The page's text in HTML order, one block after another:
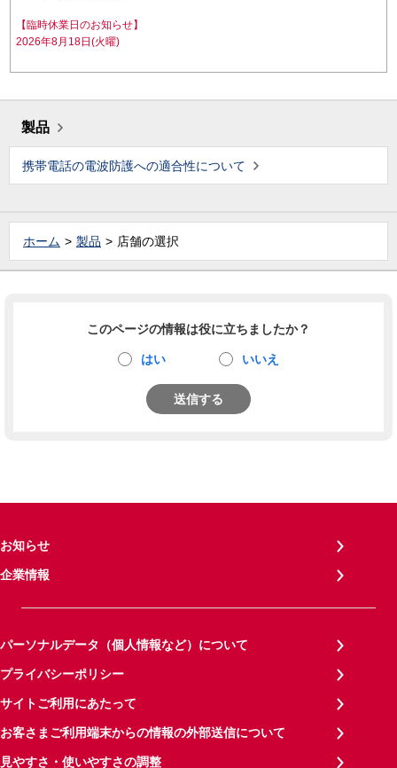
【臨時休業日のお知らせ】
2026年8月18日(火曜)
製品
携帯電話の電波防護への適合性について
ホーム 製品 店舗の選択
このページの情報は役に立ちましたか？
はい いいえ
送信する
お知らせ
企業情報
パーソナルデータ（個人情報など）について
プライバシーポリシー
サイトご利用にあたって
お客さまご利用端末からの情報の外部送信について
見やすさ・使いやすさの調整